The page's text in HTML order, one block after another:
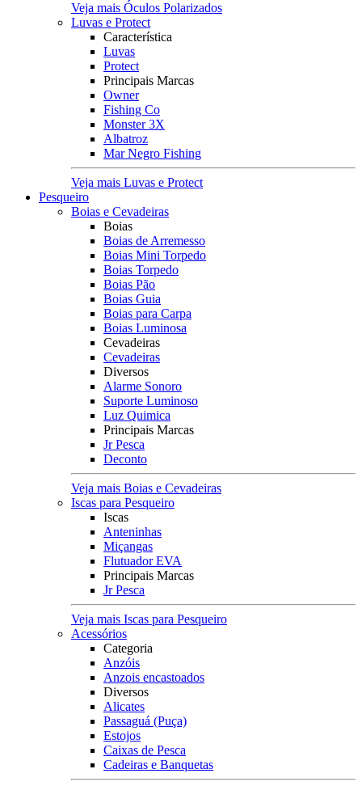
Veja mais Óculos Polarizados
Luvas e Protect
Característica
Luvas
Protect
Principais Marcas
Owner
Fishing Co
Monster 3X
Albatroz
Mar Negro Fishing
Veja mais Luvas e Protect
Pesqueiro
Boias e Cevadeiras
Boias
Boias de Arremesso
Boias Mini Torpedo
Boias Torpedo
Boias Pão
Boias Guia
Boias para Carpa
Boias Luminosa
Cevadeiras
Cevadeiras
Diversos
Alarme Sonoro
Suporte Luminoso
Luz Quimica
Principais Marcas
Jr Pesca
Deconto
Veja mais Boias e Cevadeiras
Iscas para Pesqueiro
Iscas
Anteninhas
Miçangas
Flutuador EVA
Principais Marcas
Jr Pesca
Veja mais Iscas para Pesqueiro
Acessórios
Categoria
Anzóis
Anzois encastoados
Diversos
Alicates
Passaguá (Puça)
Estojos
Caixas de Pesca
Cadeiras e Banquetas